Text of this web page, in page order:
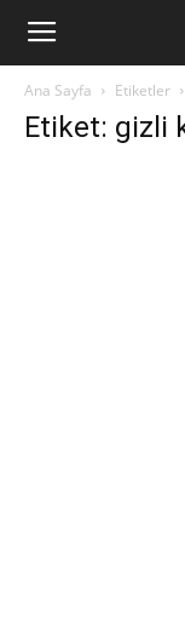
www.Teknoloji6.com
Ana Sayfa Etiketler
Etiket: gizli